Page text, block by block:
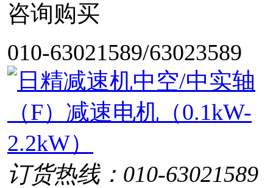
咨询购买
010-63021589/63023589
订货热线：010-63021589